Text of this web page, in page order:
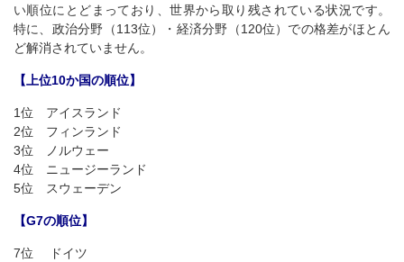
い順位にとどまっており、世界から取り残されている状況です。
特に、政治分野（113位）・経済分野（120位）での格差がほとん
ど解消されていません。
【上位10か国の順位】
1位 アイスランド
2位 フィンランド
3位 ノルウェー
4位 ニュージーランド
5位 スウェーデン
【G7の順位】
7位 ドイツ